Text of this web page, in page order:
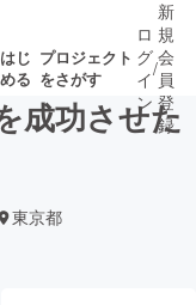
はじ
める
プロジェクト
をさがす
が近いプ
ト
ロ
グ
イ
ン
/
新
規
会
員
登
録
成功させた
東京都